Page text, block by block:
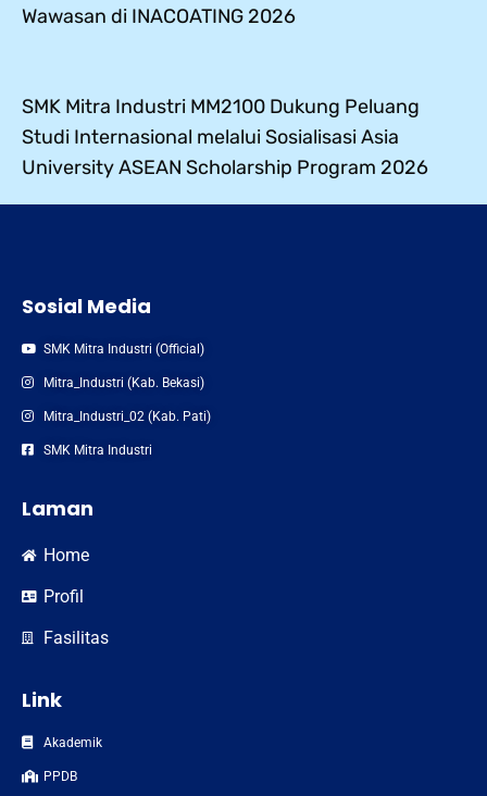
Wawasan di INACOATING 2026
SMK Mitra Industri MM2100 Dukung Peluang
Studi Internasional melalui Sosialisasi Asia
University ASEAN Scholarship Program 2026
Sosial Media
SMK Mitra Industri (Official)
Mitra_Industri (Kab. Bekasi)
Mitra_Industri_02 (Kab. Pati)
SMK Mitra Industri
Laman
Home
Profil
Fasilitas
Link
Akademik
PPDB